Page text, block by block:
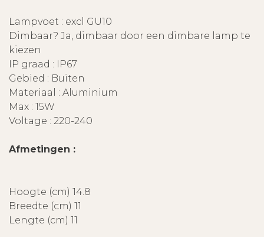
Lampvoet : excl GU10
Dimbaar? Ja, dimbaar door een dimbare lamp te
kiezen
IP graad : IP67
Gebied : Buiten
Materiaal : Aluminium
Max : 15W
Voltage : 220-240
Afmetingen :
Hoogte (cm) 14.8
Breedte (cm) 11
Lengte (cm) 11